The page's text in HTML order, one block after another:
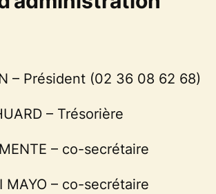
– Président (02 36 08 62 68)
– Trésorière
– co-secrétaire
MAYO – co-secrétaire